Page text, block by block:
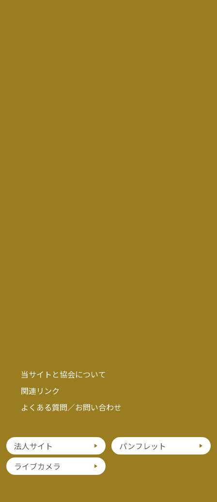
当サイトと協会について
関連リンク
よくある質問／お問い合わせ
法人サイト
パンフレット
ライブカメラ